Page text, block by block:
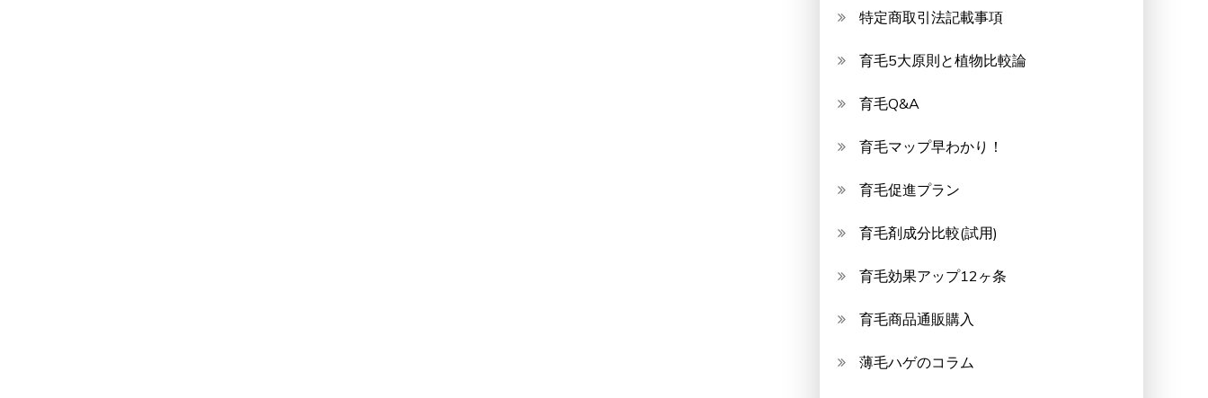
特定商取引法記載事項
育毛5大原則と植物比較論
育毛Q&A
育毛マップ早わかり！
育毛促進プラン
育毛剤成分比較(試用)
育毛効果アップ12ヶ条
育毛商品通販購入
薄毛ハゲのコラム